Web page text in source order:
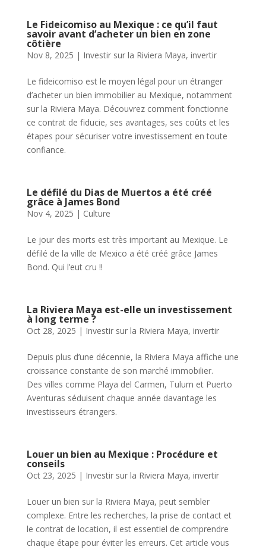
Le Fideicomiso au Mexique : ce qu’il faut
savoir avant d’acheter un bien en zone
côtière
Nov 8, 2025 | Investir sur la Riviera Maya, invertir
Le fideicomiso est le moyen légal pour un étranger
d’acheter un bien immobilier au Mexique, notamment
sur la Riviera Maya. Découvrez comment fonctionne
ce contrat de fiducie, ses avantages, ses coûts et les
étapes pour sécuriser votre investissement en toute
confiance.
Le défilé du Dias de Muertos a été créé
grâce à James Bond
Nov 4, 2025 | Culture
Le jour des morts est très important au Mexique. Le
défilé de la ville de Mexico a été créé grâce James
Bond. Qui l’eut cru !!
La Riviera Maya est-elle un investissement
à long terme ?
Oct 28, 2025 | Investir sur la Riviera Maya, invertir
Depuis plus d’une décennie, la Riviera Maya affiche une
croissance constante de son marché immobilier.
Des villes comme Playa del Carmen, Tulum et Puerto
Aventuras séduisent chaque année davantage les
investisseurs étrangers.
Louer un bien au Mexique : Procédure et
conseils
Oct 23, 2025 | Investir sur la Riviera Maya, invertir
Louer un bien sur la Riviera Maya, peut sembler
complexe. Entre les recherches, la prise de contact et
le contrat de location, il est essentiel de comprendre
chaque étape pour éviter les erreurs. Cet article vous